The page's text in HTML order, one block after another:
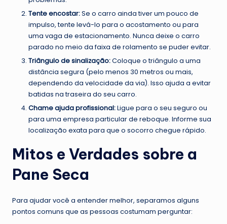
Tente encostar:Se o carro ainda tiver um pouco de
impulso, tente levá-lo para o acostamento ou para
uma vaga de estacionamento. Nunca deixe o carro
parado no meio da faixa de rolamento se puder evitar.
Triângulo de sinalização:Coloque o triângulo a uma
distância segura (pelo menos 30 metros ou mais,
dependendo da velocidade da via). Isso ajuda a evitar
batidas na traseira do seu carro.
Chame ajuda profissional:Ligue para o seu seguro ou
para uma empresa particular de reboque. Informe sua
localização exata para que o socorro chegue rápido.
Mitos e Verdades sobre a
Pane Seca
Para ajudar você a entender melhor, separamos alguns
pontos comuns que as pessoas costumam perguntar: